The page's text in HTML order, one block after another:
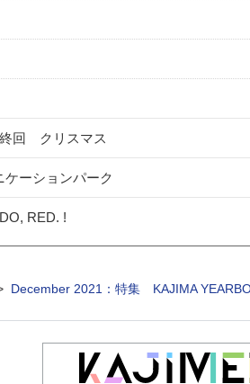
回 クリスマス
ーションパーク
DO, RED. !
December 2021：特集 KAJIMA